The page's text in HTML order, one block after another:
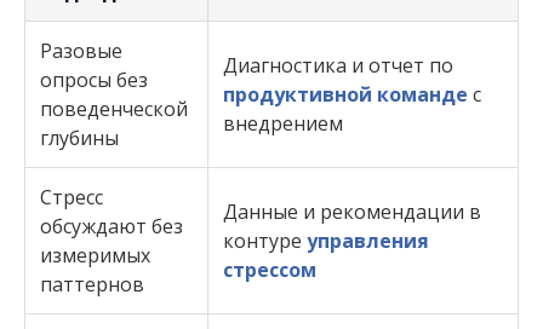
Разовые
опросы без
поведенческой
глубины
Диагностика и отчет по
продуктивной команде с
внедрением
Стресс
обсуждают без
измеримых
паттернов
Данные и рекомендации в
контуре управления
стрессом